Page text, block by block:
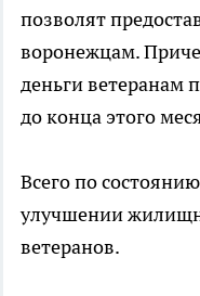
позволят
воронежцам.
деньги ветеранам
до конца этого
Всего по
улучшении
ветеранов.